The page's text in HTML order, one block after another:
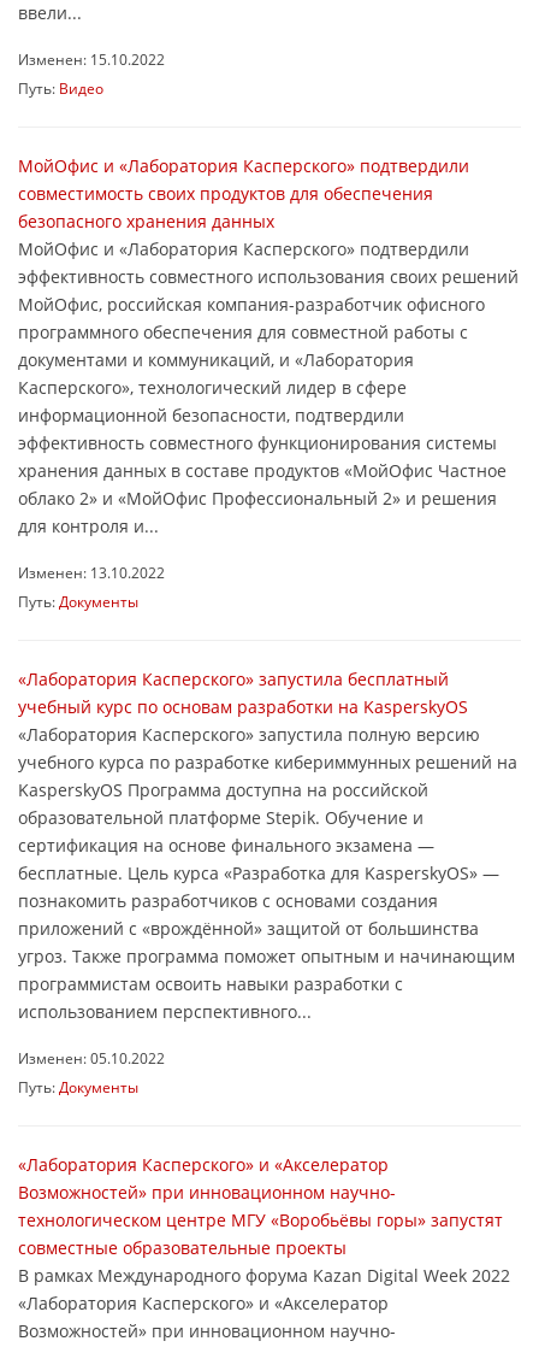
ввели...
Изменен: 15.10.2022
Путь: Видео
МойОфис и «Лаборатория Касперского» подтвердили
совместимость своих продуктов для обеспечения
безопасного хранения данных
МойОфис и «Лаборатория Касперского» подтвердили
эффективность совместного использования своих решений
МойОфис, российская компания-разработчик офисного
программного обеспечения для совместной работы с
документами и коммуникаций, и «Лаборатория
Касперского», технологический лидер в сфере
информационной безопасности, подтвердили
эффективность совместного функционирования системы
хранения данных в составе продуктов «МойОфис Частное
облако 2» и «МойОфис Профессиональный 2» и решения
для контроля и...
Изменен: 13.10.2022
Путь: Документы
«Лаборатория Касперского» запустила бесплатный
учебный курс по основам разработки на KasperskyOS
«Лаборатория Касперского» запустила полную версию
учебного курса по разработке кибериммунных решений на
KasperskyOS Программа доступна на российской
образовательной платформе Stepik. Обучение и
сертификация на основе финального экзамена ―
бесплатные. Цель курса «Разработка для KasperskyOS» —
познакомить разработчиков с основами создания
приложений с «врождённой» защитой от большинства
угроз. Также программа поможет опытным и начинающим
программистам освоить навыки разработки с
использованием перспективного...
Изменен: 05.10.2022
Путь: Документы
«Лаборатория Касперского» и «Акселератор
Возможностей» при инновационном научно-
технологическом центре МГУ «Воробьёвы горы» запустят
совместные образовательные проекты
В рамках Международного форума Kazan Digital Week 2022
«Лаборатория Касперского» и «Акселератор
Возможностей» при инновационном научно-